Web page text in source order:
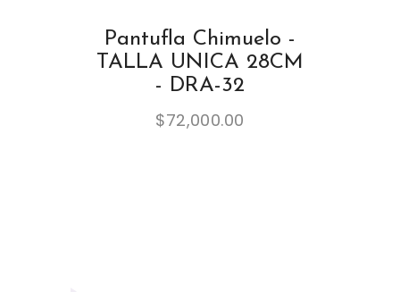
Pantufla Chimuelo -
TALLA UNICA 28CM
- DRA-32
$72,000.00